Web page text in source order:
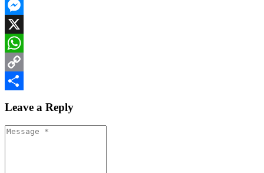
Facebook
Messenger
X
WhatsApp
Copy
Leave a Reply